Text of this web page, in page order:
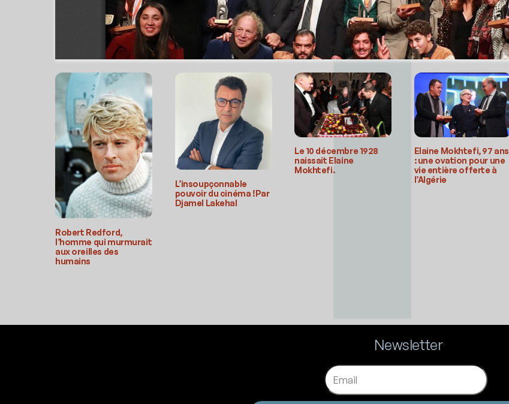
Robert Redford,
l’homme qui murmurait
aux oreilles des
humains
L’insoupçonnable
pouvoir du cinéma !Par
Djamel Lakehal
Le 10 décembre 1928
naissait Elaine
Mokhtefi.
Elaine Mokhtefi, 97 ans
: une ovation pour une
vie entière offerte à
l’Algérie
Newsletter
Email